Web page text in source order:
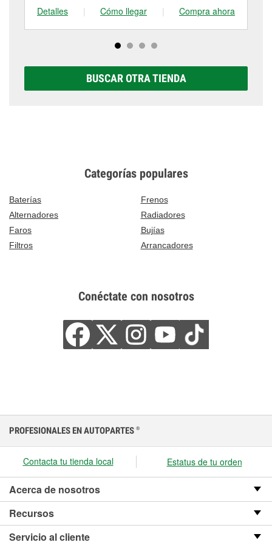
Detalles
| Cómo llegar | Compra ahora
BUSCAR OTRA TIENDA
Categorías populares
Baterías
Frenos
Alternadores
Radiadores
Faros
Bujías
Filtros
Arrancadores
Conéctate con nosotros
PROFESIONALES EN AUTOPARTES ®
Contacta tu tienda local Estatus de tu orden
Acerca de nosotros
Recursos
Servicio al cliente